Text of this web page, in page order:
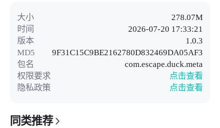
大小
278.07M
时间
2026-07-20 17:33:21
版本
1.0.3
MD5
9F31C15C9BE2162780D832469DA05AF3
包名
com.escape.duck.meta
权限要求
点击查看
隐私政策
点击查看
同类推荐